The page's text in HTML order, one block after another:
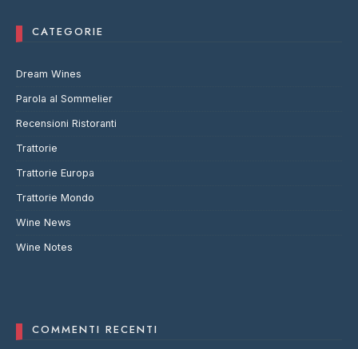
CATEGORIE
Dream Wines
Parola al Sommelier
Recensioni Ristoranti
Trattorie
Trattorie Europa
Trattorie Mondo
Wine News
Wine Notes
COMMENTI RECENTI